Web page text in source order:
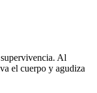
Al
el cuerpo y agudiza